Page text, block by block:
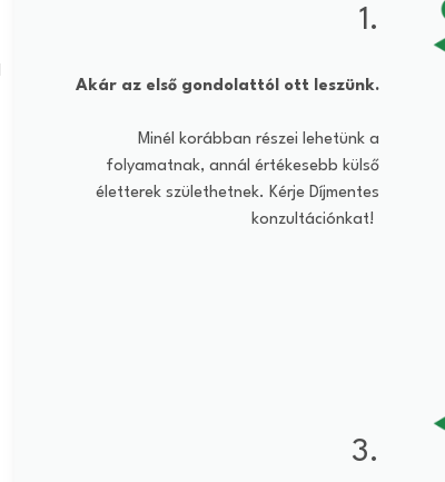
1.
Akár az első gondolattól ott leszünk.
Minél korábban részei lehetünk a
folyamatnak, annál értékesebb külső
életterek születhetnek. Kérje Díjmentes
konzultációnkat!
3.